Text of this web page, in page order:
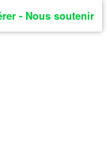
- Nous soutenir